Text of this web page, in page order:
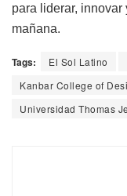
para liderar, innovar
mañana.
Tags: El Sol Latino
Kanbar College of
Universidad Thomas